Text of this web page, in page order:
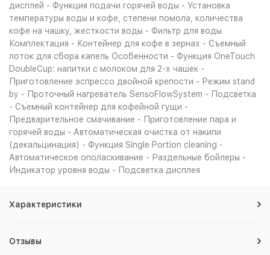
дисплей - Функция подачи горячей воды - Установка
температуры воды и кофе, степени помола, количества
кофе на чашку, жесткости воды - Фильтр для воды
Комплектация - Контейнер для кофе в зернах - Съемный
лоток для сбора капель Особенности - Функция OneTouch
DoubleCup: напитки с молоком для 2-х чашек -
Приготовление эспрессо двойной крепости - Режим stand
by - Проточный нагреватель SensoFlowSystem - Подсветка
- Съемный контейнер для кофейной гущи -
Предварительное смачивание - Приготовление пара и
горячей воды - Автоматическая очистка от накипи
(декальцинация) - Функция Single Portion cleaning -
Автоматическое ополаскивание - Раздельные бойлеры -
Индикатор уровня воды - Подсветка дисплея
Характеристики
Отзывы